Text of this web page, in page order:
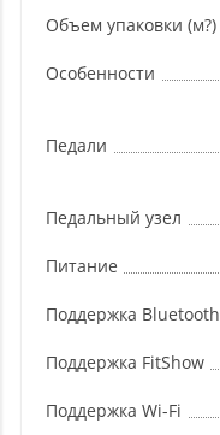
Объем упаковки (м?)
Особенности
Педали
Педальный узел
Питание
Поддержка Bluetooth
Поддержка FitShow
Поддержка Wi-Fi